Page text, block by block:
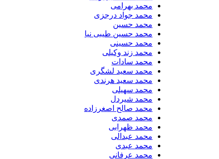
محمد بهرامی
محمد جواد درجزی
محمد حسین
محمد حسین طیبی نیا
محمد حسینی
محمد زند وکیلی
محمد سادات
محمد سعید لشگری
محمد سعید هرندی
محمد سهیلی
​محمد شیردل
محمد صالح اصغرزاده
محمد صمدی
محمد ظهرابی
محمد عبدالی
محمد عبدی
محمد عرفانی